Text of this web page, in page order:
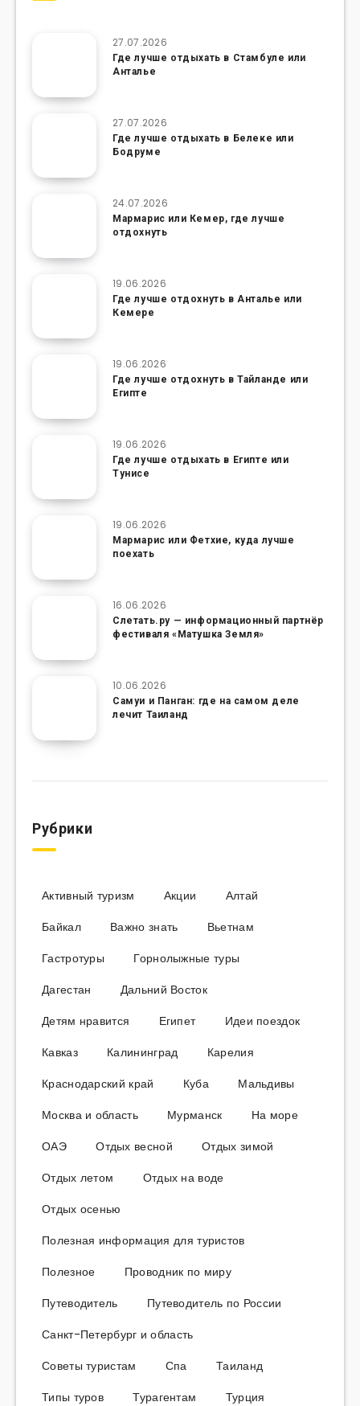
27.07.2026
Где лучше отдыхать в Стамбуле или
Анталье
27.07.2026
Где лучше отдыхать в Белеке или
Бодруме
24.07.2026
Мармарис или Кемер, где лучше
отдохнуть
19.06.2026
Где лучше отдохнуть в Анталье или
Кемере
19.06.2026
Где лучше отдохнуть в Тайланде или
Египте
19.06.2026
Где лучше отдыхать в Египте или
Тунисе
19.06.2026
Мармарис или Фетхие, куда лучше
поехать
16.06.2026
Слетать.ру — информационный партнёр
фестиваля «Матушка Земля»
10.06.2026
Самуи и Панган: где на самом деле
лечит Таиланд
Рубрики
Активный туризм Акции
Алтай
Байкал
Важно знать
Вьетнам
Гастротуры
Горнолыжные туры
Дагестан
Дальний Восток
Детям нравится
Египет
Идеи поездок
Кавказ
Калининград
Карелия
Краснодарский край
Куба
Мальдивы
Москва и область
Мурманск
На море
ОАЭ
Отдых весной
Отдых зимой
Отдых летом
Отдых на воде
Отдых осенью
Полезная информация для туристов
Полезное
Проводник по миру
Путеводитель
Путеводитель по России
Санкт-Петербург и область
Советы туристам
Спа
Таиланд
Типы туров
Турагентам Турция